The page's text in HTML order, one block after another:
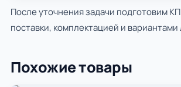
После уточнения задачи подготовим
поставки, комплектацией и вариантами
Похожие товары